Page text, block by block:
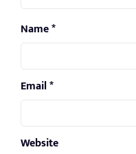
Name*
Email*
Website